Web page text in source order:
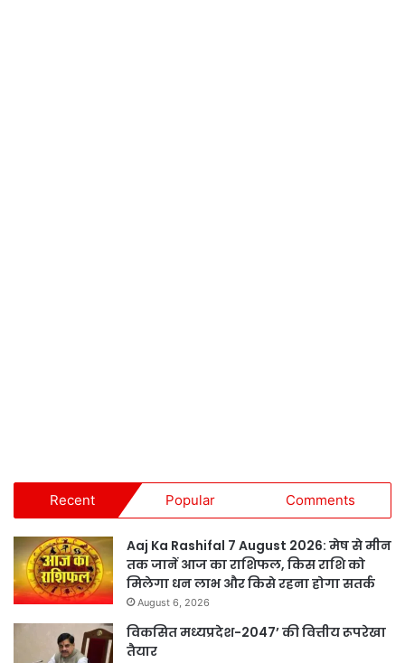
Recent Popular Comments
Aaj Ka Rashifal 7 August 2026: मेष से मीन
तक जानें आज का राशिफल, किस राशि को
मिलेगा धन लाभ और किसे रहना होगा सतर्क
August 6, 2026
विकसित मध्यप्रदेश-2047’ की वित्तीय रूपरेखा
तैयार